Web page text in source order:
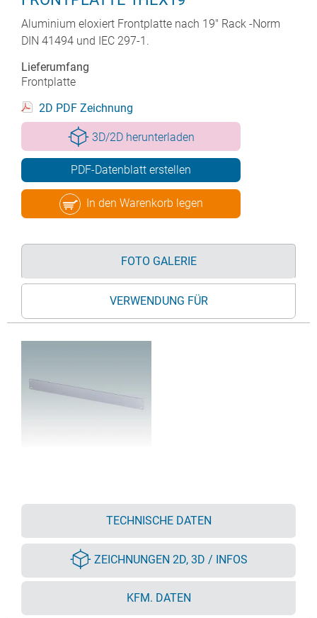
Aluminium eloxiert Frontplatte nach 19" Rack -Norm
DIN 41494 und IEC 297-1.
Lieferumfang
Frontplatte
2D PDF Zeichnung
3D/2D herunterladen
PDF-Datenblatt erstellen
In den Warenkorb legen
FOTO GALERIE
VERWENDUNG FÜR
TECHNISCHE DATEN
ZEICHNUNGEN 2D, 3D / INFOS
KFM. DATEN